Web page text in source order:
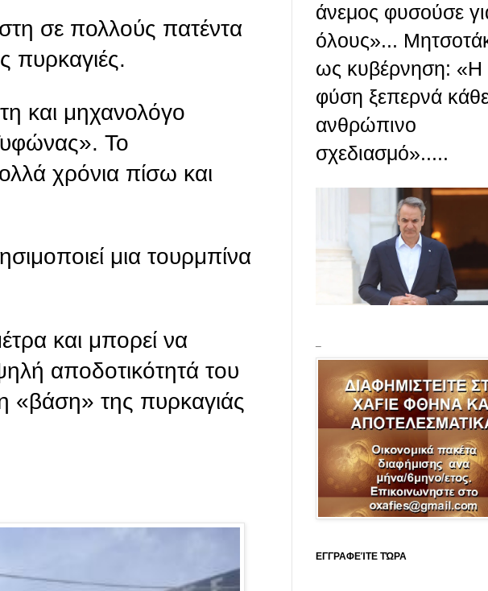
σε πολλούς πατέντα
πυρκαγιές.
και μηχανολόγο
Το
χρόνια πίσω και
μια τουρμπίνα
και μπορεί να
αποδοτικότητά του
«βάση» της πυρκαγιάς
άνεμος φυσούσε
όλους»...
ως κυβέρνηση: «Η
φύση ξεπερνά
ανθρώπινο
σχεδιασμό».....
ΕΓΓΡΑΦΕΊΤΕ ΤΏΡΑ